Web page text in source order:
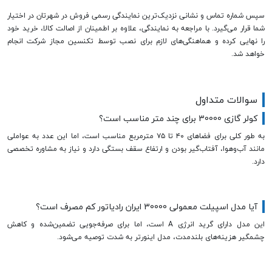
سپس شماره تماس و نشانی نزدیک‌ترین نمایندگی رسمی فروش در شهرتان در اختیار
شما قرار می‌گیرد. با مراجعه به نمایندگی، علاوه بر اطمینان از اصالت کالا، خرید خود
را نهایی کرده و هماهنگی‌های لازم برای نصب توسط تکنسین مجاز شرکت انجام
خواهد شد.
سوالات متداول
کولر گازی 30000 برای چند متر مناسب است؟
به طور کلی برای فضاهای ۴۰ تا ۷۵ مترمربع مناسب است، اما این عدد به عواملی
مانند آب‌وهوا، آفتاب‌گیر بودن و ارتفاع سقف بستگی دارد و نیاز به مشاوره تخصصی
دارد.
آیا مدل اسپیلت معمولی 30000 ایران رادیاتور کم مصرف است؟
این مدل دارای گرید انرژی A است، اما برای صرفه‌جویی تضمین‌شده و کاهش
چشمگیر هزینه‌های بلندمدت، مدل اینورتر به شدت توصیه می‌شود.